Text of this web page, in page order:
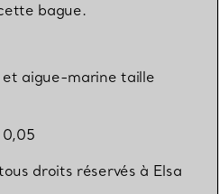
bague.
aigue-marine taille
droits réservés à Elsa